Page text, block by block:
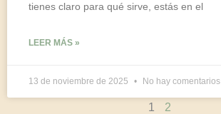
tienes claro para qué sirve, estás en el
LEER MÁS »
13 de noviembre de 2025 No hay comentarios
1 2